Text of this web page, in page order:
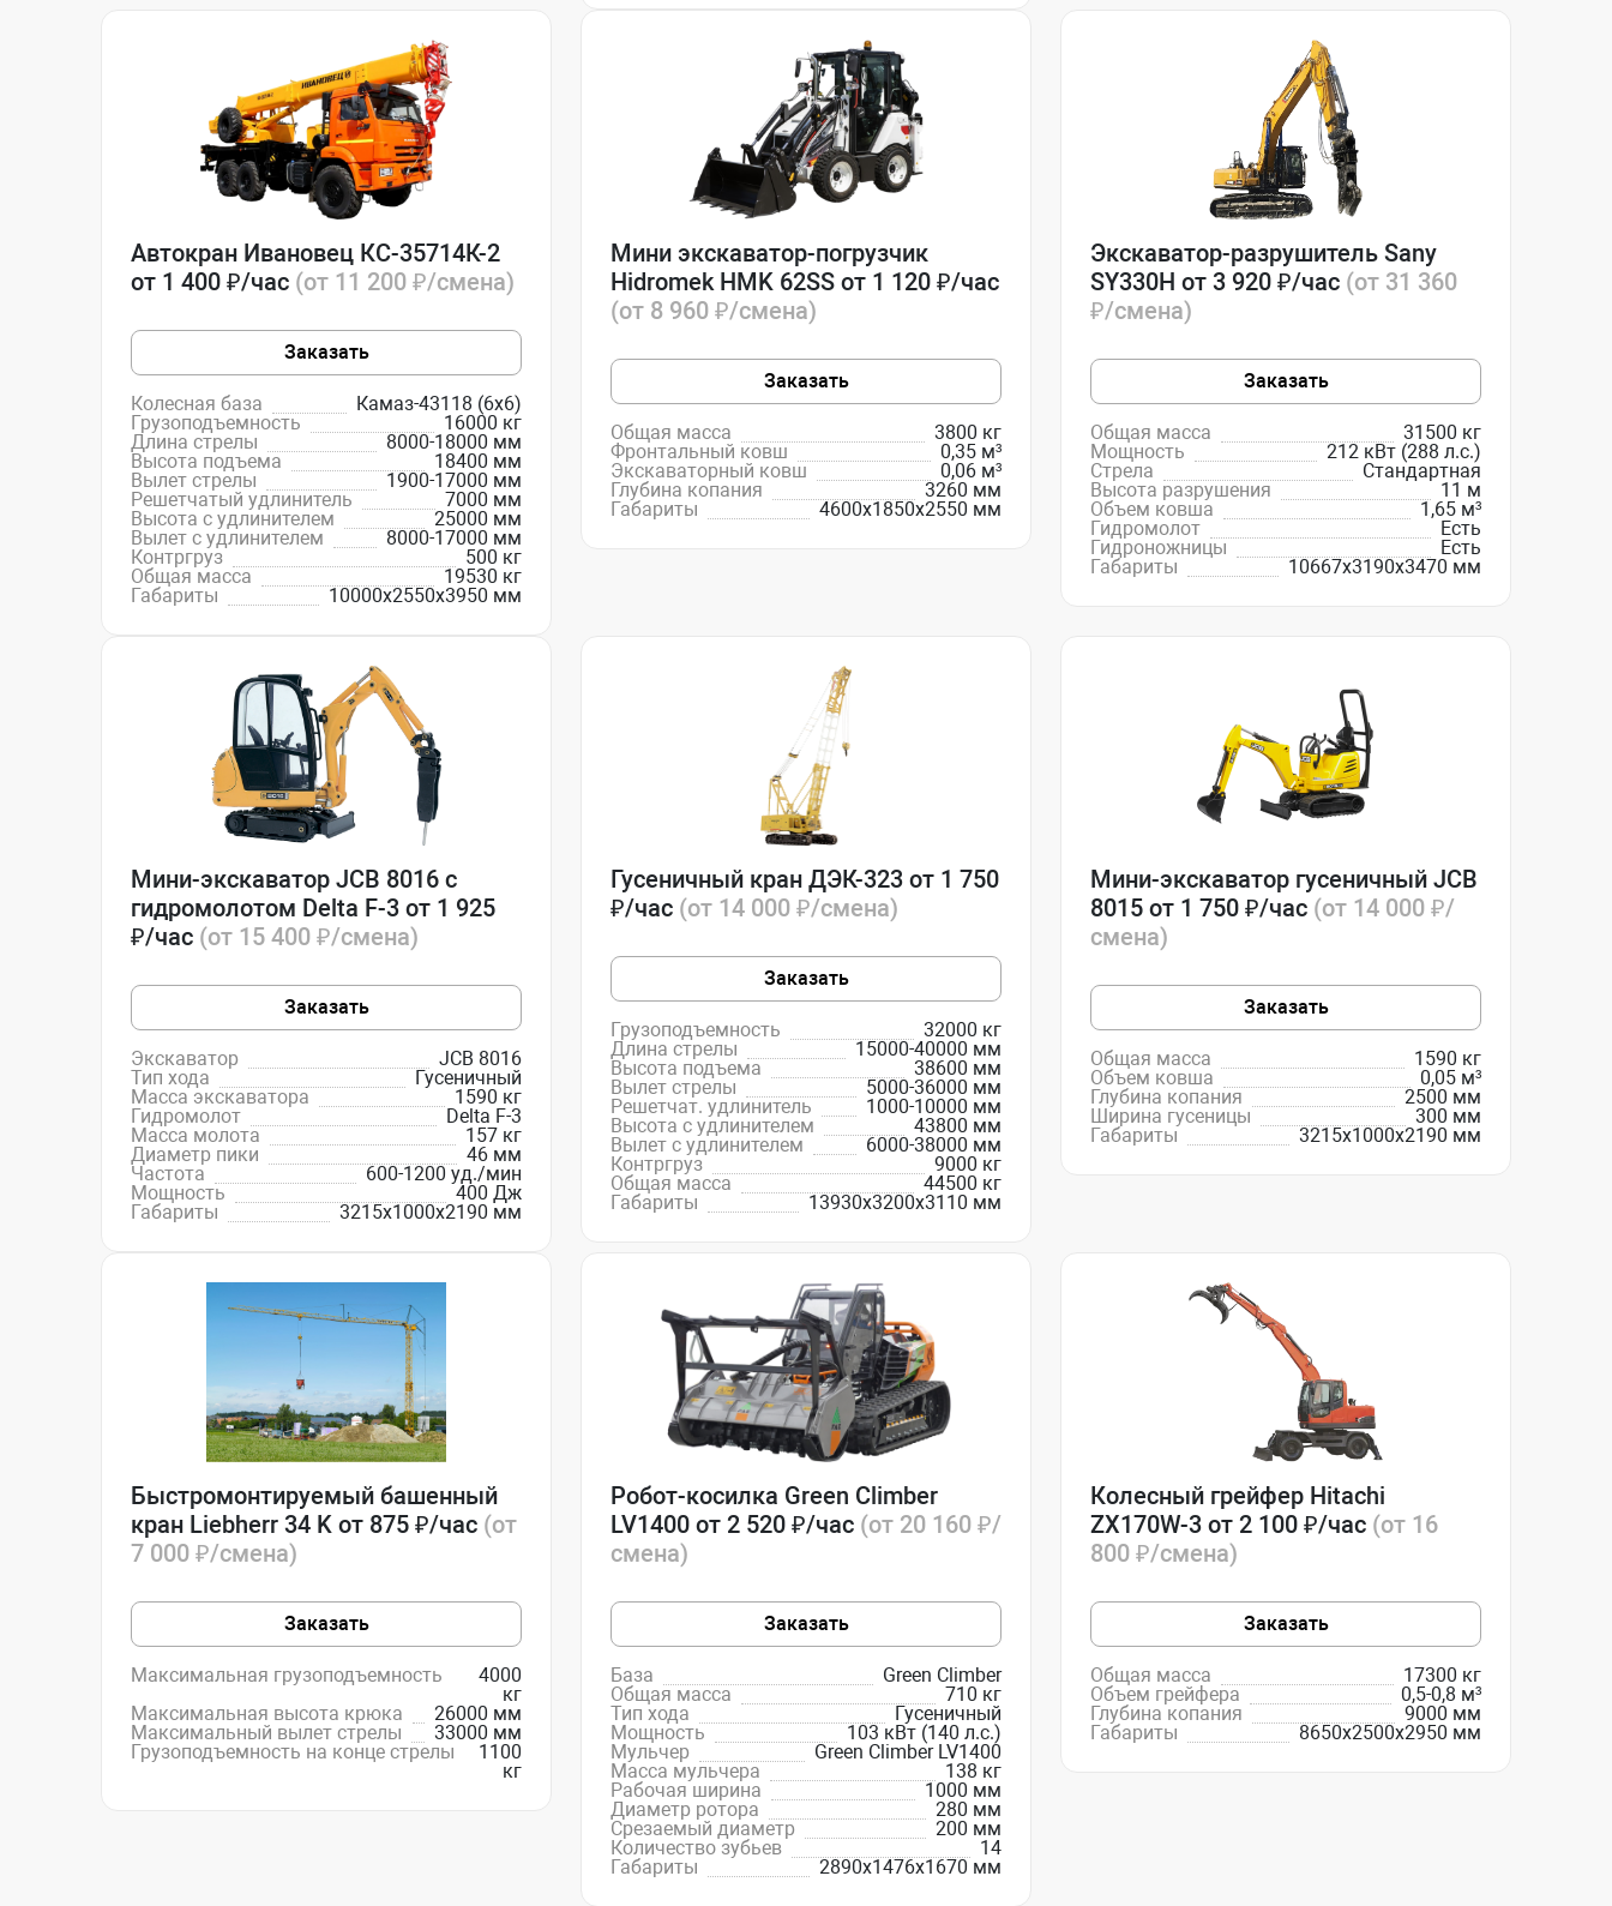
Автокран Ивановец КС-35714К-2
от 1 400 ₽/час (от 11 200 ₽/смена)
Заказать
Колесная база
Камаз-43118 (6x6)
Грузоподъемность
16000 кг
Длина стрелы
8000-18000 мм
Высота подъема
18400 мм
Вылет стрелы
1900-17000 мм
Решетчатый удлинитель
7000 мм
Высота с удлинителем
25000 мм
Вылет с удлинителем
8000-17000 мм
Контргруз
500 кг
Общая масса
19530 кг
Габариты
10000х2550х3950 мм
Мини экскаватор-погрузчик
Hidromek HMK 62SS от 1 120 ₽/час
(от 8 960 ₽/смена)
Заказать
Общая масса
3800 кг
Фронтальный ковш
0,35 м³
Экскаваторный ковш
0,06 м³
Глубина копания
3260 мм
Габариты
4600х1850х2550 мм
Экскаватор-разрушитель Sany
SY330H от 3 920 ₽/час (от 31 360
₽/смена)
Заказать
Общая масса
31500 кг
Мощность
212 кВт (288 л.с.)
Стрела
Стандартная
Высота разрушения
11 м
Объем ковша
1,65 м³
Гидромолот
Есть
Гидроножницы
Есть
Габариты
10667х3190х3470 мм
Мини-экскаватор JCB 8016 с
гидромолотом Delta F-3 от 1 925
₽/час (от 15 400 ₽/смена)
Заказать
Экскаватор
JCB 8016
Тип хода
Гусеничный
Масса экскаватора
1590 кг
Гидромолот
Delta F-3
Масса молота
157 кг
Диаметр пики
46 мм
Частота
600-1200 уд./мин
Мощность
400 Дж
Габариты
3215x1000x2190 мм
Гусеничный кран ДЭК-323 от 1 750
₽/час (от 14 000 ₽/смена)
Заказать
Грузоподъемность
32000 кг
Длина стрелы
15000-40000 мм
Высота подъема
38600 мм
Вылет стрелы
5000-36000 мм
Решетчат. удлинитель
1000-10000 мм
Высота с удлинителем
43800 мм
Вылет с удлинителем
6000-38000 мм
Контргруз
9000 кг
Общая масса
44500 кг
Габариты
13930х3200х3110 мм
Мини-экскаватор гусеничный JCB
8015 от 1 750 ₽/час (от 14 000 ₽/
смена)
Заказать
Общая масса
1590 кг
Объем ковша
0,05 м³
Глубина копания
2500 мм
Ширина гусеницы
300 мм
Габариты
3215x1000x2190 мм
Быстромонтируемый башенный
кран Liebherr 34 K от 875 ₽/час (от
7 000 ₽/смена)
Заказать
Максимальная грузоподъемность
4000
кг
Максимальная высота крюка
26000 мм
Максимальный вылет стрелы
33000 мм
Грузоподъемность на конце стрелы
1100
кг
Робот-косилка Green Climber
LV1400 от 2 520 ₽/час (от 20 160 ₽/
смена)
Заказать
База
Green Climber
Общая масса
710 кг
Тип хода
Гусеничный
Мощность
103 кВт (140 л.с.)
Мульчер
Green Climber LV1400
Масса мульчера
138 кг
Рабочая ширина
1000 мм
Диаметр ротора
280 мм
Срезаемый диаметр
200 мм
Количество зубьев
14
Габариты
2890х1476х1670 мм
Колесный грейфер Hitachi
ZX170W-3 от 2 100 ₽/час (от 16
800 ₽/смена)
Заказать
Общая масса
17300 кг
Объем грейфера
0,5-0,8 м³
Глубина копания
9000 мм
Габариты
8650х2500х2950 мм